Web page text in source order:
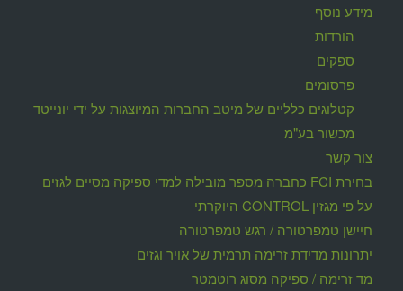
מידע נוסף
הורדות
ספקים
פרסומים
קטלוגים כלליים של מיטב החברות המיוצגות על ידי יונייטד
מכשור בע"מ
צור קשר
בחירת FCI כחברה מספר מובילה למדי ספיקה מסיים לגזים
על פי מגזין CONTROL היוקרתי
חיישן טמפרטורה / רגש טמפרטורה
יתרונות מדידת זרימה תרמית של אויר וגזים
מד זרימה / ספיקה מסוג רוטמטר